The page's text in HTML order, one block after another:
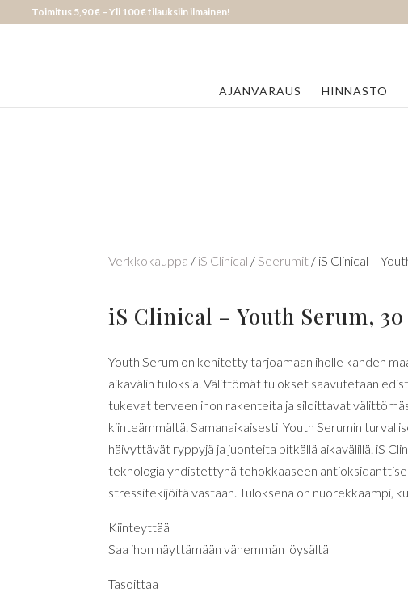
Toimitus 5,90 € – Yli 100 € tilauksiin ilmainen!
AJANVARAUS HINNASTO
Verkkokauppa / iS Clinical / Seerumit / iS Clinical –
iS Clinical – Youth Serum,
Youth Serum on kehitetty tarjoamaan iholle kahden
aikavälin tuloksia. Välittömät tulokset saavutetaan
tukevat terveen ihon rakenteita ja siloittavat
kiinteämmältä. Samanaikaisesti Youth Serumin
häivyttävät ryppyjä ja juonteita pitkällä aikavälillä. iS
teknologia yhdistettynä tehokkaaseen
stressitekijöitä vastaan. Tuloksena on nuorekkaampi,
Kiinteyttää
Saa ihon näyttämään vähemmän löysältä
Tasoittaa